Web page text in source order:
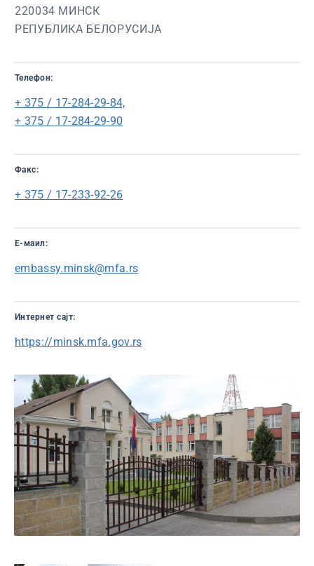
220034 МИНСК
РЕПУБЛИКА БЕЛОРУСИЈА
Телефон:
+ 375 / 17-284-29-84,
+ 375 / 17-284-29-90
Факс:
+ 375 / 17-233-92-26
Е-маил:
embassy.minsk@mfa.rs
Интернет сајт:
https://minsk.mfa.gov.rs